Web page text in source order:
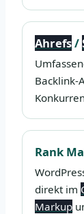
Ahrefs/
Backlink-
Rank
direkt im
Markup